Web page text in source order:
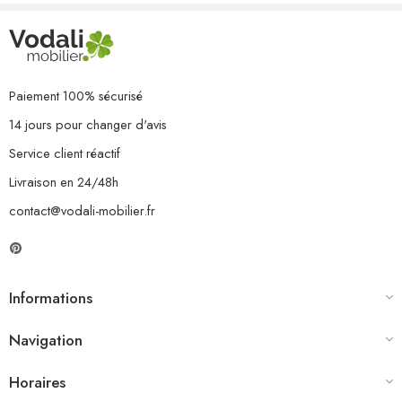
Paiement 100% sécurisé
14 jours pour changer d'avis
Service client réactif
Livraison en 24/48h
contact@vodali-mobilier.fr
Informations
Navigation
Horaires